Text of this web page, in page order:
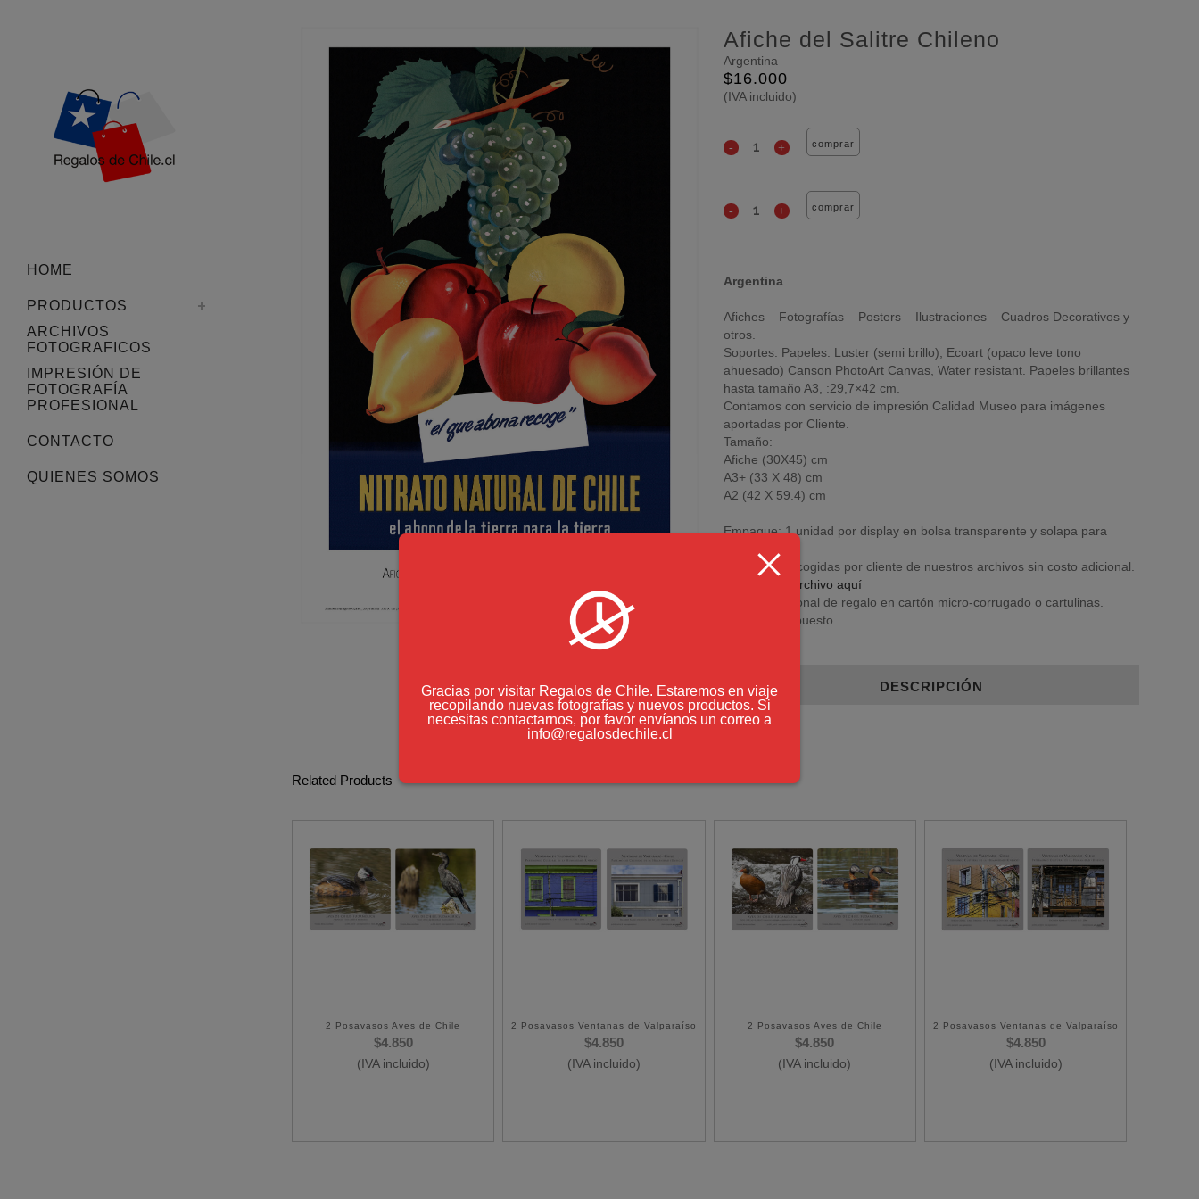
HOME
PRODUCTOS
ARCHIVOS
FOTOGRAFICOS
IMPRESIÓN DE
FOTOGRAFÍA
PROFESIONAL
CONTACTO
QUIENES SOMOS
Afiche del Salitre Chileno
Argentina
$16.000
(IVA incluido)
comprar
comprar
Argentina
Afiches – Fotografías – Posters – Ilustraciones – Cuadros Decorativos y
otros.
Soportes: Papeles: Luster (semi brillo), Ecoart (opaco leve tono
ahuesado) Canson PhotoArt Canvas, Water resistant. Papeles brillantes
hasta tamaño A3, :29,7×42 cm.
Contamos con servicio de impresión Calidad Museo para imágenes
aportadas por Cliente.
Tamaño:
Afiche (30X45) cm
A3+ (33 X 48) cm
A2 (42 X 59.4) cm
Empaque: 1 unidad por display en bolsa transparente y solapa para
Imágenes escogidas por cliente de nuestros archivos sin costo adicional.
archivo aquí
Carpeta opcional de regalo en cartón micro-corrugado o cartulinas.
Previo presupuesto.
DESCRIPCIÓN
Related Products
2 Posavasos Aves de Chile
$4.850
(IVA incluido)
2 Posavasos Ventanas de Valparaíso
$4.850
(IVA incluido)
2 Posavasos Aves de Chile
$4.850
(IVA incluido)
2 Posavasos Ventanas de Valparaíso
$4.850
(IVA incluido)
Gracias por visitar Regalos de Chile. Estaremos en viaje
recopilando nuevas fotografías y nuevos productos. Si
necesitas contactarnos, por favor envíanos un correo a
info@regalosdechile.cl